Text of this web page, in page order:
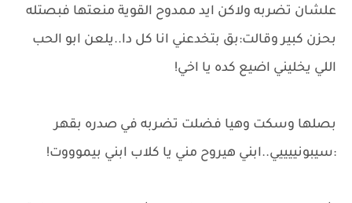
علشان تضربه ولاكن ايد ممدوح القوية منعتها فبصتله
بحزن كبير وقالت:بق بتخدعني انا كل دا..يلعن ابو الحب
اللي يخليني اضيع كده يا اخي!
بصلها وسكت وهيا فضلت تضربه في صدره بقهر
:سيبونييييي..ابني هيروح مني يا كلاب ابني بيموووت!